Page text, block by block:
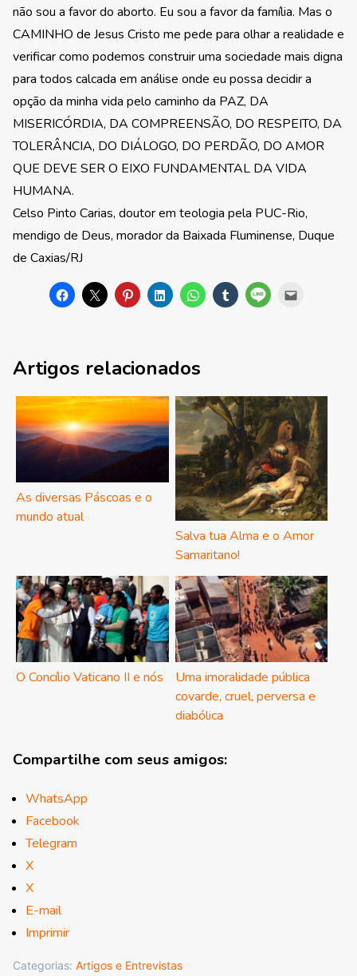
não sou a favor do aborto. Eu sou a favor da família. Mas o
CAMINHO de Jesus Cristo me pede para olhar a realidade e
verificar como podemos construir uma sociedade mais digna
para todos calcada em análise onde eu possa decidir a
opção da minha vida pelo caminho da PAZ, DA
MISERICÓRDIA, DA COMPREENSÃO, DO RESPEITO, DA
TOLERÂNCIA, DO DIÁLOGO, DO PERDÃO, DO AMOR
QUE DEVE SER O EIXO FUNDAMENTAL DA VIDA
HUMANA.
Celso Pinto Carias, doutor em teologia pela PUC-Rio,
mendigo de Deus, morador da Baixada Fluminense, Duque
de Caxias/RJ
Artigos relacionados
As diversas Páscoas e o
mundo atual
Salva tua Alma e o Amor
Samaritano!
O Concílio Vaticano II e nós
Uma imoralidade pública
covarde, cruel, perversa e
diabólica
Compartilhe com seus amigos:
WhatsApp
Facebook
Telegram
X
X
E-mail
Imprimir
Categorias: Artigos e Entrevistas